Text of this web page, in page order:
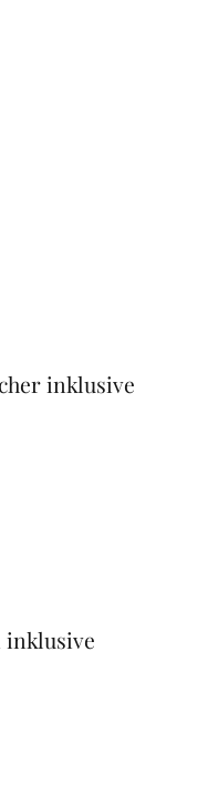
inklusive
inklusive